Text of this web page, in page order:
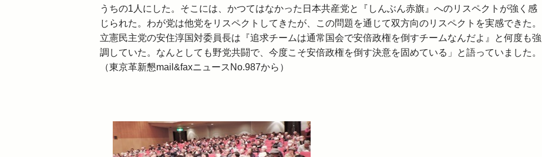
うちの1人にした。そこには、かつてはなかった日本共産党と『しんぶん赤旗』へのリスペクトが強く感
じられた。わが党は他党をリスペクトしてきたが、この問題を通じて双方向のリスペクトを実感できた。
立憲民主党の安住淳国対委員長は『追求チームは通常国会で安倍政権を倒すチームなんだよ』と何度も強
調していた。なんとしても野党共闘で、今度こそ安倍政権を倒す決意を固めている」と語っていました。
（東京革新懇mail&faxニュースNo.987から）